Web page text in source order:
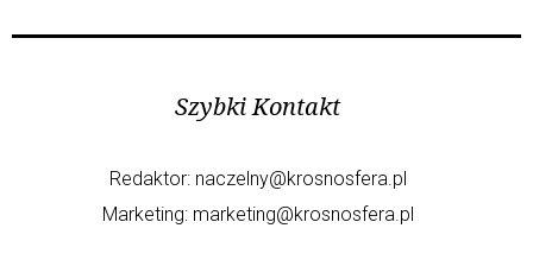
Szybki Kontakt
Redaktor: naczelny@krosnosfera.pl
Marketing: marketing@krosnosfera.pl